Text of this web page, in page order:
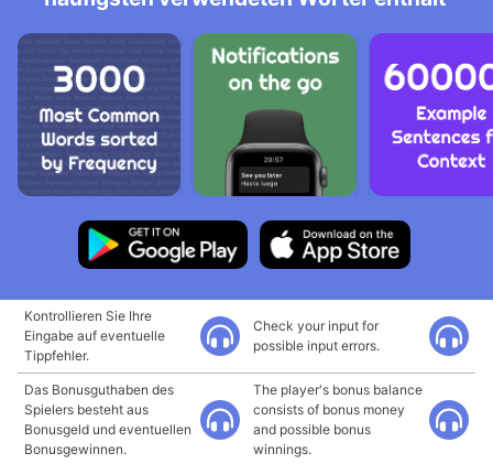
Kontrollieren Sie Ihre
Eingabe auf eventuelle
Tippfehler.
Check your input for
possible input errors.
Das Bonusguthaben des
Spielers besteht aus
Bonusgeld und eventuellen
Bonusgewinnen.
The player's bonus balance
consists of bonus money
and possible bonus
winnings.